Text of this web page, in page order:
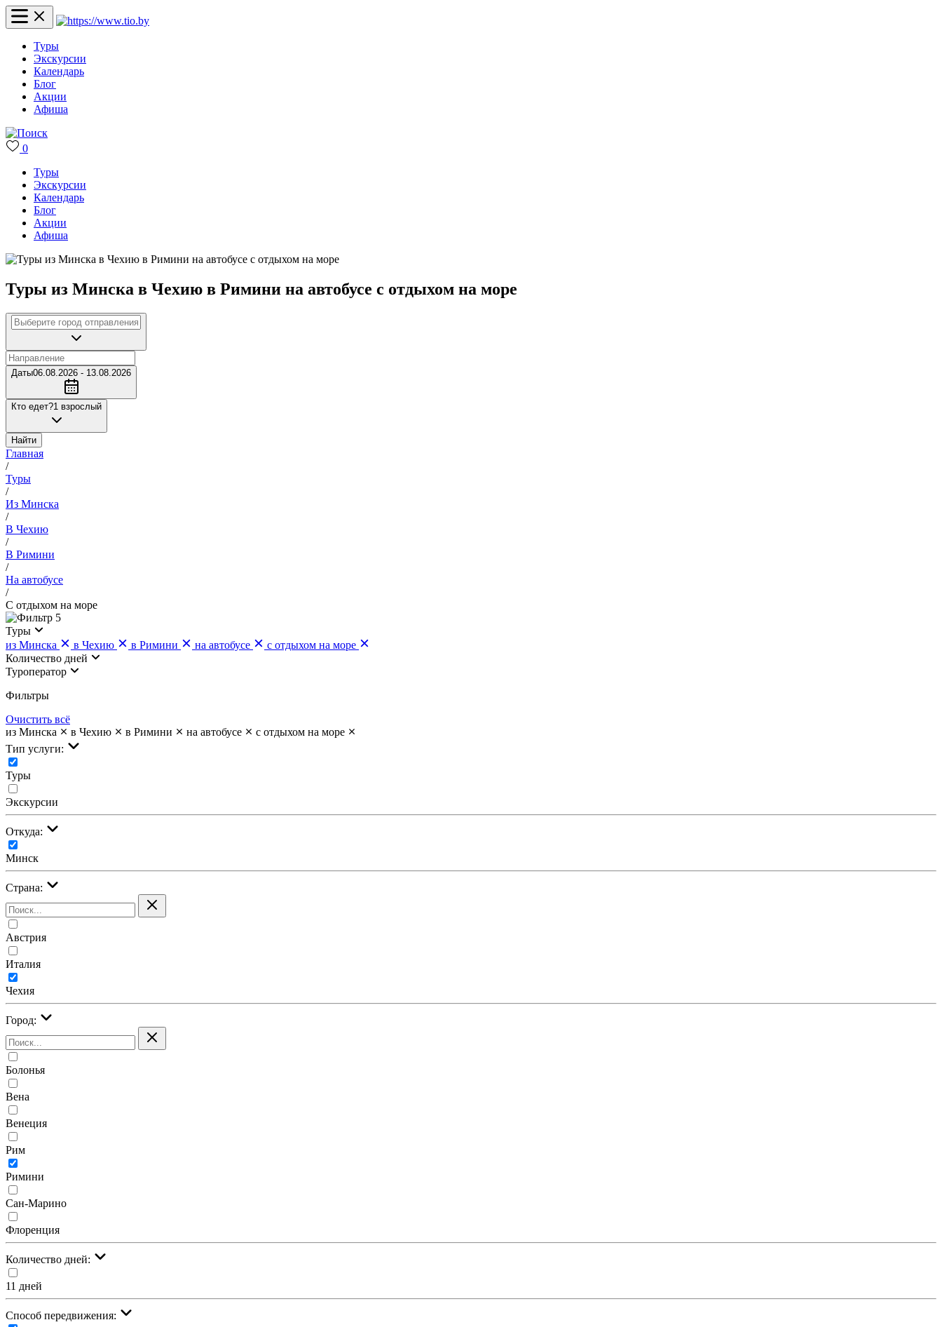
Туры
Экскурсии
Календарь
Блог
Акции
Афиша
0
Туры
Экскурсии
Календарь
Блог
Акции
Афиша
Туры из Минска в Чехию в Римини на автобусе с отдыхом на море
Даты06.08.2026 - 13.08.2026
Кто едет?1 взрослый
Найти
Главная
/
Туры
/
Из Минска
/
В Чехию
/
В Римини
/
На автобусе
/
С отдыхом на море
5
Туры
из Минска
в Чехию в Римини на автобусе
с отдыхом на море
Количество дней
Туроператор
Фильтры
Очистить всё
из Минска
в Чехию в Римини на автобусе
с отдыхом на море
Тип услуги:
Туры
Экскурсии
Откуда:
Минск
Страна:
Австрия
Италия
Чехия
Город:
Болонья
Вена
Венеция
Рим
Римини
Сан-Марино
Флоренция
Количество дней:
11 дней
Cпособ передвижения: